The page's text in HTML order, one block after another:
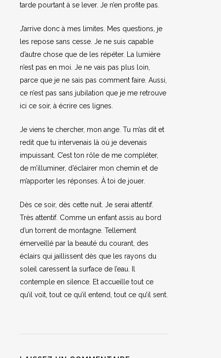
tarde pourtant à se lever. Je n’en profite pas.
J’arrive donc à mes limites. Mes questions, je
les repose sans cesse. Je ne suis capable
d’autre chose que de les répéter. La lumière
n’est pas en moi. Je ne vais pas plus loin,
parce que je ne sais pas comment faire. Aussi,
ce n’est pas sans jubilation que je me retrouve
ici ce soir, à écrire ces lignes.
Je viens te chercher, mon ange. Tu m’as dit et
redit que tu intervenais là où je devenais
impuissant. C’est ton rôle de me compléter,
de m’illuminer, d’éclairer mon chemin et de
m’apporter les réponses. À toi de jouer.
Dès ce soir, dès cette nuit. Je serai attentif.
Très attentif. Comme un enfant assis au bord
d’un torrent de montagne. Tellement
émerveillé par la beauté du courant, des
éclairs qui jaillissent dès que les rayons du
soleil caressent la surface de l’eau. Il
contemple en silence. Et accueille tout ce
qu’il voit, tout ce qu’il entend, tout ce qu’il sent.